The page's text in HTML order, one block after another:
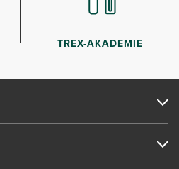
TREX-AKADEMIE